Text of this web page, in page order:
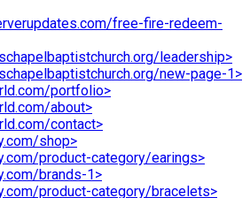
free-fire-redeem-
leadership>
new-page-1>
portfolio>
about>
contact>
shop>
product-category/earings>
brands-1>
product-category/bracelets>